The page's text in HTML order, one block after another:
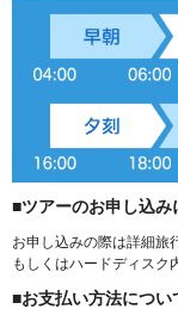
■ツアーのお申し込み
お申し込みの際は詳細旅
もしくはハードディスク
■お支払い方法につい